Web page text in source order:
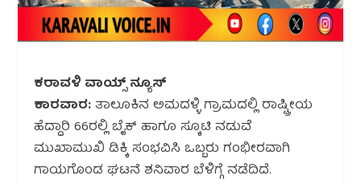
ಕರಾವಳಿ ವಾಯ್ಸ್ ನ್ಯೂಸ್
ಕಾರವಾರ:ತಾಲೂಕಿನ ಅಮದಳ್ಳಿ ಗ್ರಾಮದಲ್ಲಿ ರಾಷ್ಟ್ರೀಯ
ಹೆದ್ದಾರಿ 66ರಲ್ಲಿ ಬೈಕ್ ಹಾಗೂ ಸ್ಕೂಟಿ ನಡುವೆ
ಮುಖಾಮುಖಿ ಡಿಕ್ಕಿ ಸಂಭವಿಸಿ ಒಬ್ಬರು ಗಂಭೀರವಾಗಿ
ಗಾಯಗೊಂಡ ಘಟನೆ ಶನಿವಾರ ಬೆಳಿಗ್ಗೆ ನಡೆದಿದೆ.